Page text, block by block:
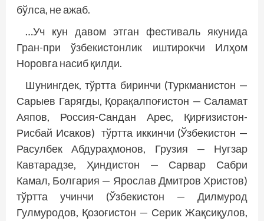
бўлса, не ажаб.
…Уч кун давом этган фестиваль якунида
Гран-при ўзбекистонлик иштирокчи Илҳом
Норовга насиб қилди.
Шунингдек, тўртта биринчи (Туркманистон —
Сарыев Гарягды, Қорақалпоғис­тон — Саламат
Аяпов, Россия-Сандан Арес, Қирғизис­тон-
Рисбай Исаков) тўртта иккинчи (Ўзбекистон —
Расулбек Абдураҳмонов, Грузия — Нугзар
Кавтарадзе, Ҳиндис­тон — Сарвар Сабри
Камал, Болгария — ­Ярослав Дмитров Христов)
тўртта учинчи (Ўзбекистон — Дилмурод
Гулмуродов, Қозоғистон — Серик Жақсиқулов,